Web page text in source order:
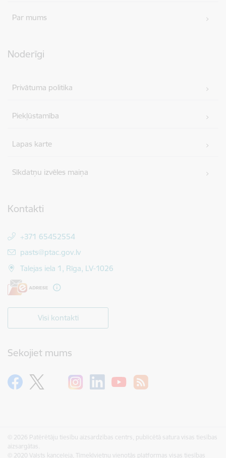
Par mums
Noderīgi
Privātuma politika
Piekļūstamība
Lapas karte
Sīkdatņu izvēles maiņa
Kontakti
+371 65452554
E-pasts:
pasts@ptac.gov.lv
Talejas iela 1, Rīga, LV-1026
Visi kontakti
Sekojiet mums
© 2026 Patērētāju tiesību aizsardzības centrs, publicētā satura visas tiesības
aizsargātas.
© 2020 Valsts kanceleja, Tīmekļvietņu vienotās platformas visas tiesības